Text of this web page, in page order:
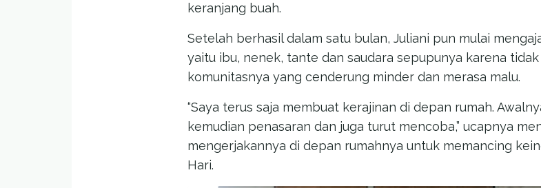
keranjang buah.
Setelah berhasil dalam satu bulan, Juliani pun mulai
yaitu ibu, nenek, tante dan saudara sepupunya karena
komunitasnya yang cenderung minder dan merasa malu.
“Saya terus saja membuat kerajinan di depan rumah.
kemudian penasaran dan juga turut mencoba,” ucapnya
mengerjakannya di depan rumahnya untuk memancing
Hari.